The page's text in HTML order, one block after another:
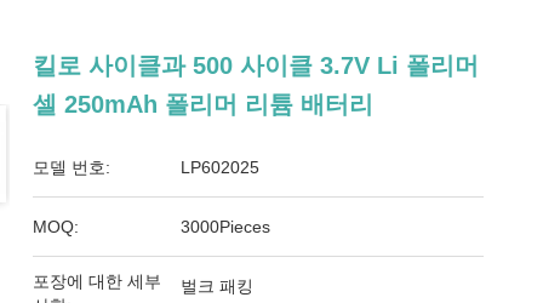
킬로 사이클과 500 사이클 3.7V Li 폴리머
셀 250mAh 폴리머 리튬 배터리
모델 번호: LP602025
MOQ: 3000Pieces
포장에 대한 세부
벌크 패킹